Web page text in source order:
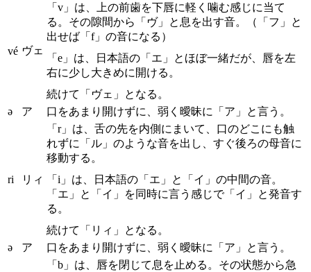
vé ヴェ
「v」は、上の前歯を下唇に軽く噛む感じに当て
る。その隙間から「ヴ」と息を出す音。（「フ」と
出せば「f」の音になる）
「e」は、日本語の「エ」とほぼ一緒だが、唇を左
右に少し大きめに開ける。
続けて「ヴェ」となる。
ə
ア 口をあまり開けずに、弱く曖昧に「ア」と言う。
ri リィ
「r」は、舌の先を内側にまいて、口のどこにも触
れずに「ル」のような音を出し、すぐ後ろの母音に
移動する。
「i」は、日本語の「エ」と「イ」の中間の音。
「エ」と「イ」を同時に言う感じで「イ」と発音す
る。
続けて「リィ」となる。
ə
ア 口をあまり開けずに、弱く曖昧に「ア」と言う。
「b」は、唇を閉じて息を止める。その状態から急